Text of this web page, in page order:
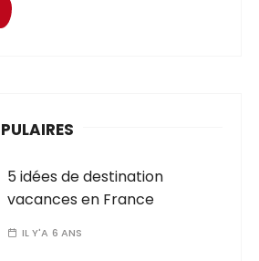
5 idées de destination
vacances en France
IL Y'A 6 ANS